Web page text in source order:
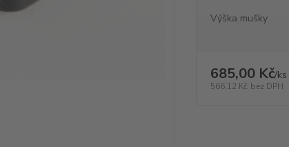
Výška mušky
685,00 Kč/ks
566,12 Kč bez DPH